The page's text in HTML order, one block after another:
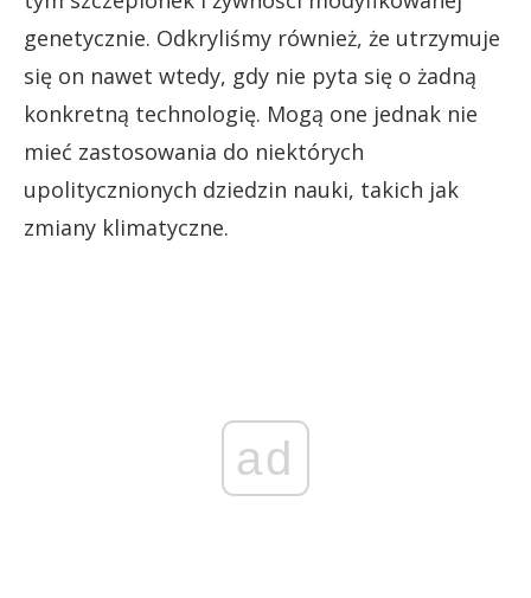
genetycznie. Odkryliśmy również, że utrzymuje
się on nawet wtedy, gdy nie pyta się o żadną
konkretną technologię. Mogą one jednak nie
mieć zastosowania do niektórych
upolitycznionych dziedzin nauki, takich jak
zmiany klimatyczne.
ad